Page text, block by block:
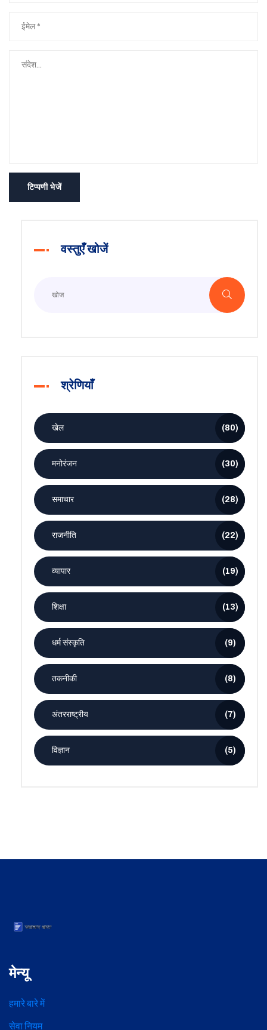
टिप्पणी भेजें
वस्तुएँ खोजें
श्रेणियाँ
खेल (80)
मनोरंजन (30)
समाचार (28)
राजनीति (22)
व्यापार (19)
शिक्षा (13)
धर्म संस्कृति (9)
तकनीकी (8)
अंतरराष्ट्रीय (7)
विज्ञान (5)
मेन्यू
हमारे बारे में
सेवा नियम